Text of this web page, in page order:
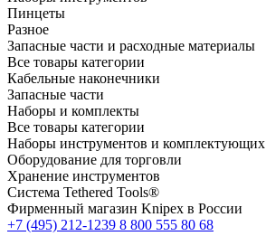
Пинцеты
Разное
Запасные части и расходные материалы
Все товары категории
Кабельные наконечники
Запасные части
Наборы и комплекты
Все товары категории
Наборы инструментов и комплектующих
Оборудование для торговли
Хранение инс­тру­мен­тов
Система Tethered Tools®
Фирменный магазин Knipex в России
+7 (495) 212-1239 8 800 555 80 68